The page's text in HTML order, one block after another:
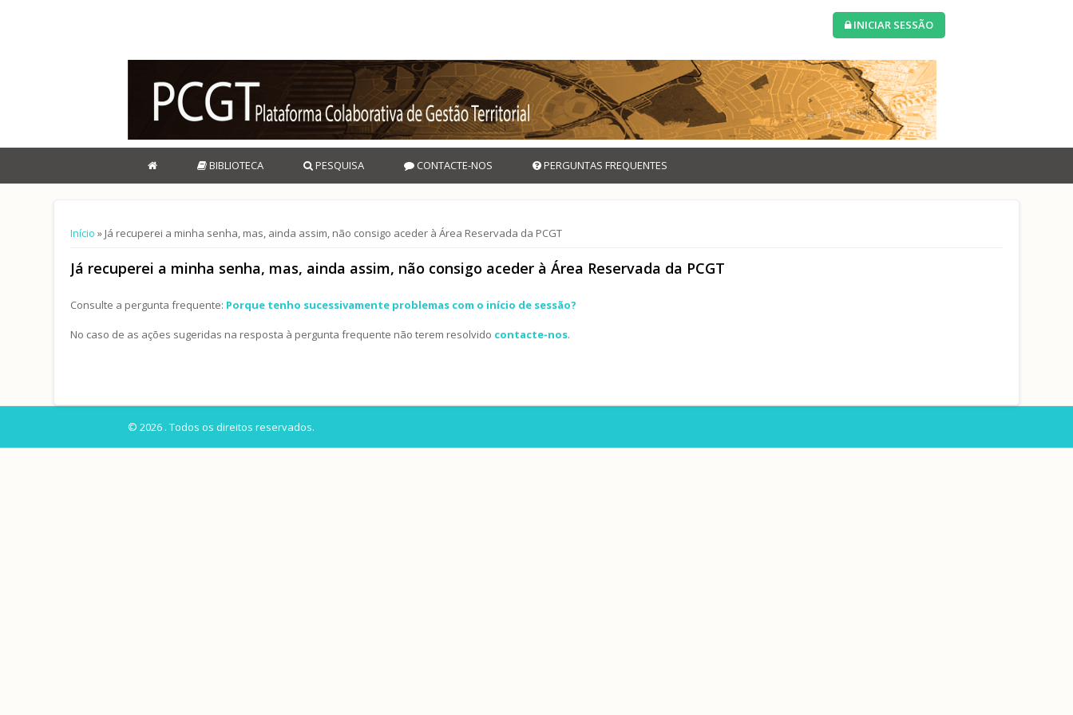
INICIAR SESSÃO
BIBLIOTECA PESQUISA CONTACTE-NOS PERGUNTAS FREQUENTES
Está aqui
Início » Já recuperei a minha senha, mas, ainda assim, não consigo aceder à Área Reservada da PCGT
Já recuperei a minha senha, mas, ainda assim, não consigo aceder à Área Reservada da PCGT
Consulte a pergunta frequente: Porque tenho sucessivamente problemas com o início de sessão?
No caso de as ações sugeridas na resposta à pergunta frequente não terem resolvido contacte-nos.
© 2026 . Todos os direitos reservados.